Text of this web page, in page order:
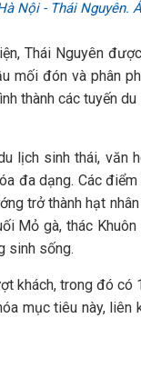
Nội - Thái Nguyên.
Thái Nguyên
đón và phân
thành các tuyến
lịch sinh thái, văn
đa dạng. Các
trở thành hạt
Mỏ gà, thác
sinh sống.
khách, trong đó
mục tiêu này,